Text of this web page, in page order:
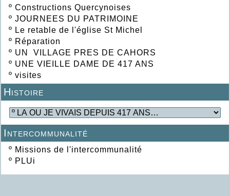
º Constructions Quercynoises
º JOURNEES DU PATRIMOINE
º Le retable de l'église St Michel
º Réparation
º UN VILLAGE PRES DE CAHORS
º UNE VIEILLE DAME DE 417 ANS
º visites
Histoire
Intercommunalité
º Missions de l'intercommunalité
º PLUi